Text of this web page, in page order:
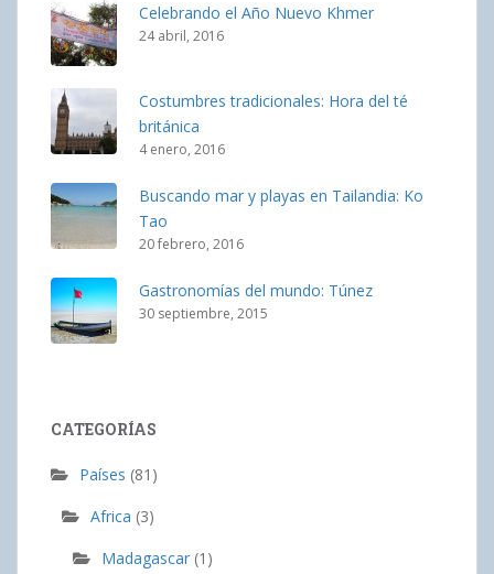
Celebrando el Año Nuevo Khmer
24 abril, 2016
Costumbres tradicionales: Hora del té
británica
4 enero, 2016
Buscando mar y playas en Tailandia: Ko
Tao
20 febrero, 2016
Gastronomías del mundo: Túnez
30 septiembre, 2015
CATEGORÍAS
Países (81)
Africa (3)
Madagascar (1)